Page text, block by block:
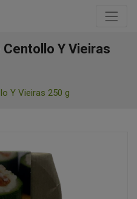
Y Vieiras
Y Vieiras 250 g